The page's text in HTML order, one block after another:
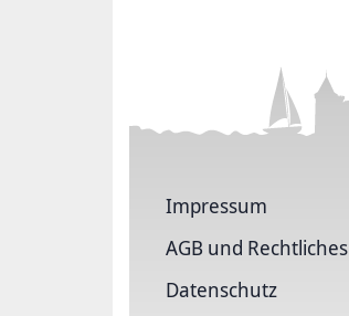
Impressum
AGB und Rechtliches
Datenschutz